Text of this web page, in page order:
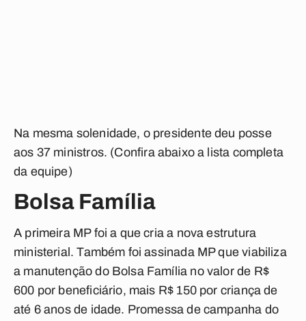
Na mesma solenidade, o presidente deu posse
aos 37 ministros. (Confira abaixo a lista completa
da equipe)
Bolsa Família
A primeira MP foi a que cria a nova estrutura
ministerial. Também foi assinada MP que viabiliza
a manutenção do Bolsa Família no valor de R$
600 por beneficiário, mais R$ 150 por criança de
até 6 anos de idade. Promessa de campanha do